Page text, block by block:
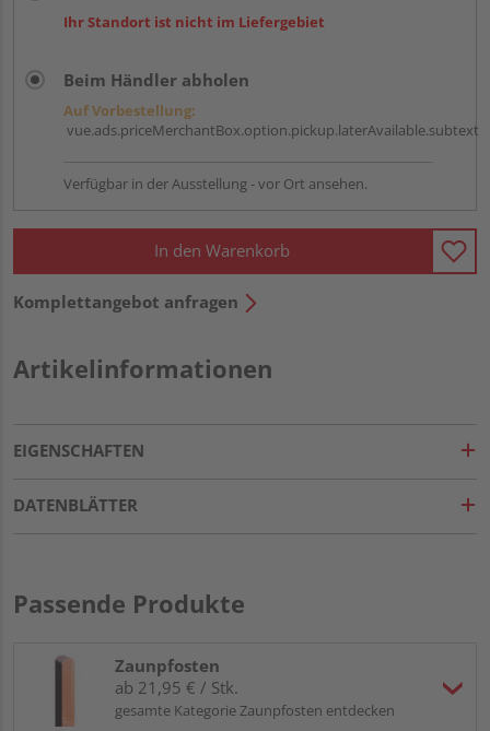
Ihr Standort ist nicht im Liefergebiet
Beim Händler abholen
Auf Vorbestellung:
vue.ads.priceMerchantBox.option.pickup.laterAvailable.subtext
Verfügbar in der Ausstellung - vor Ort ansehen.
In den Warenkorb
Komplettangebot anfragen
Artikelinformationen
EIGENSCHAFTEN
DATENBLÄTTER
Passende Produkte
Zaunpfosten
ab 21,95 € / Stk.
gesamte Kategorie Zaunpfosten entdecken